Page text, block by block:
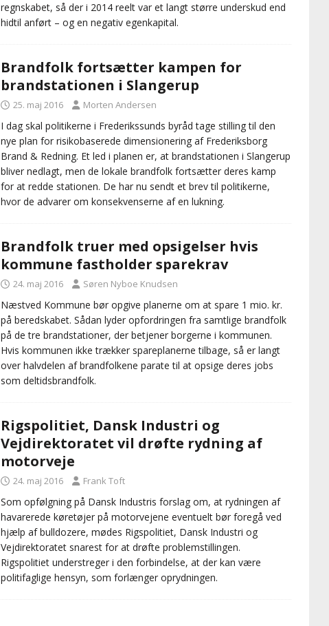
regnskabet, så der i 2014 reelt var et langt større underskud end
hidtil anført – og en negativ egenkapital.
Brandfolk fortsætter kampen for
brandstationen i Slangerup
25. maj 2016 Morten Andersen
I dag skal politikerne i Frederikssunds byråd tage stilling til den
nye plan for risikobaserede dimensionering af Frederiksborg
Brand & Redning. Et led i planen er, at brandstationen i Slangerup
bliver nedlagt, men de lokale brandfolk fortsætter deres kamp
for at redde stationen. De har nu sendt et brev til politikerne,
hvor de advarer om konsekvenserne af en lukning.
Brandfolk truer med opsigelser hvis
kommune fastholder sparekrav
24. maj 2016 Søren Nyboe Knudsen
Næstved Kommune bør opgive planerne om at spare 1 mio. kr.
på beredskabet. Sådan lyder opfordringen fra samtlige brandfolk
på de tre brandstationer, der betjener borgerne i kommunen.
Hvis kommunen ikke trækker spareplanerne tilbage, så er langt
over halvdelen af brandfolkene parate til at opsige deres jobs
som deltidsbrandfolk.
Rigspolitiet, Dansk Industri og
Vejdirektoratet vil drøfte rydning af
motorveje
24. maj 2016 Frank Toft
Som opfølgning på Dansk Industris forslag om, at rydningen af
havarerede køretøjer på motorvejene eventuelt bør foregå ved
hjælp af bulldozere, mødes Rigspolitiet, Dansk Industri og
Vejdirektoratet snarest for at drøfte problemstillingen.
Rigspolitiet understreger i den forbindelse, at der kan være
politifaglige hensyn, som forlænger oprydningen.